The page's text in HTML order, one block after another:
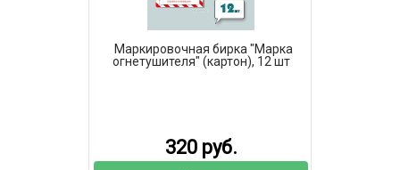
Маркировочная бирка "Марка
огнетушителя" (картон), 12 шт
320 руб.